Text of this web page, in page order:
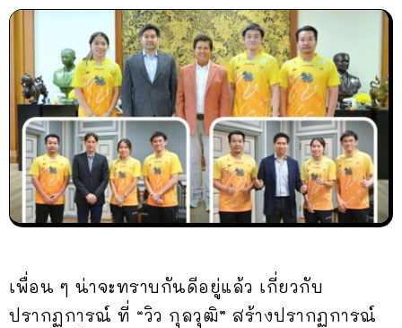
เพื่อน ๆ น่าจะทราบกันดีอยู่แล้ว เกี่ยวกับ
ปรากฏการณ์ ที่ “วิว กุลวุฒิ” สร้างปรากฏการณ์